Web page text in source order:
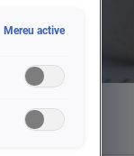
Mereu active